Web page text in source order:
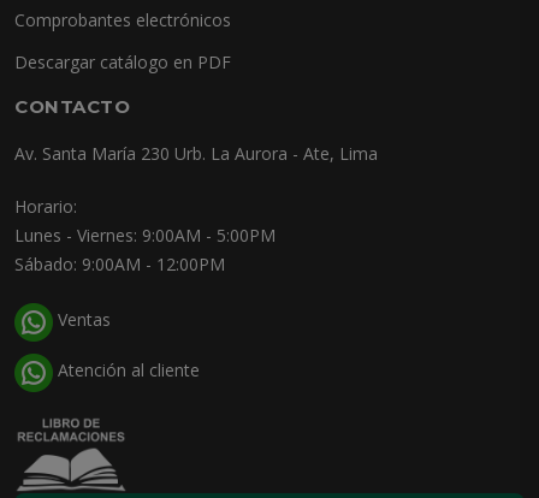
Comprobantes electrónicos
Descargar catálogo en PDF
CONTACTO
Av. Santa María 230 Urb. La Aurora - Ate, Lima
Horario:
Lunes - Viernes: 9:00AM - 5:00PM
Sábado: 9:00AM - 12:00PM
Ventas
Atención al cliente